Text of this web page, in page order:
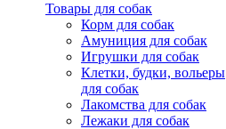
Товары для собак
Корм для собак
Амуниция для собак
Игрушки для собак
Клетки, будки, вольеры
для собак
Лакомства для собак
Лежаки для собак